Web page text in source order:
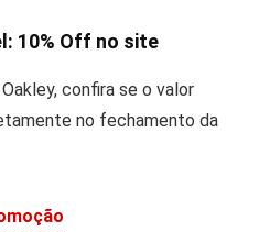
10% Off no site
confira se o valor
no fechamento da